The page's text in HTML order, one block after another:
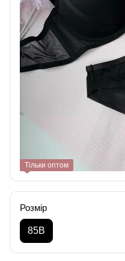
Тільки оптом
Розмір
85B